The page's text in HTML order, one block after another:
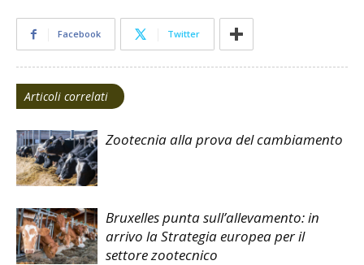
Facebook Twitter
Articoli correlati
Zootecnia alla prova del cambiamento
Bruxelles punta sull’allevamento: in
arrivo la Strategia europea per il
settore zootecnico